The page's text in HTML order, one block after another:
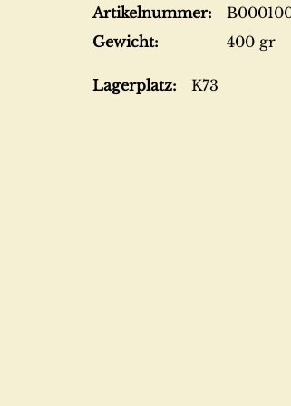
Artikelnummer:
Gewicht:
400 gr
Lagerplatz: K73